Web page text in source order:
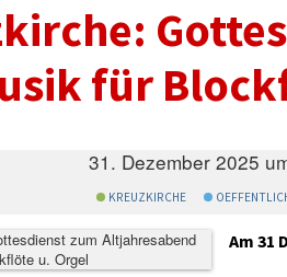
für
31. Dezember 2025
KREUZKIRCHE
Am 31